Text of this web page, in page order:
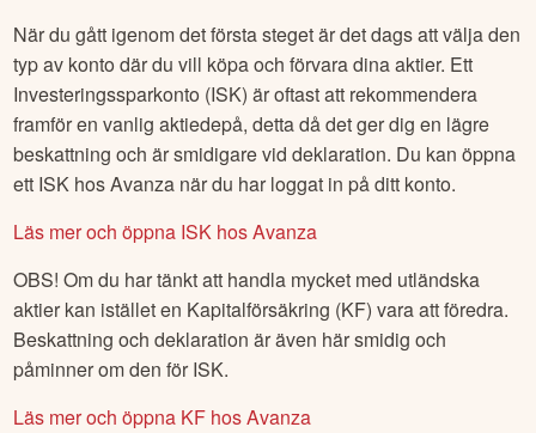
När du gått igenom det första steget är det dags att välja den
typ av konto där du vill köpa och förvara dina aktier. Ett
Investeringssparkonto (ISK) är oftast att rekommendera
framför en vanlig aktiedepå, detta då det ger dig en lägre
beskattning och är smidigare vid deklaration. Du kan öppna
ett ISK hos Avanza när du har loggat in på ditt konto.
Läs mer och öppna ISK hos Avanza
OBS! Om du har tänkt att handla mycket med utländska
aktier kan istället en Kapitalförsäkring (KF) vara att föredra.
Beskattning och deklaration är även här smidig och
påminner om den för ISK.
Läs mer och öppna KF hos Avanza